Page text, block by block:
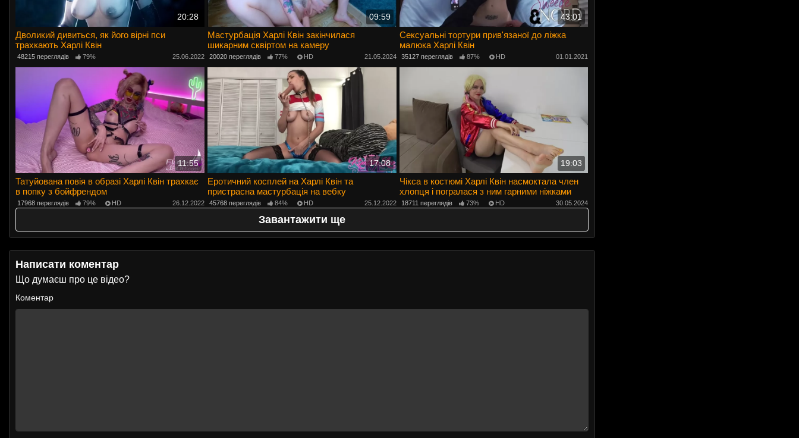
20:28
Дволикий дивиться, як його вірні пси
трахкають Харлі Квін
48215 переглядів 79% 25.06.2022
09:59
Мастурбація Харлі Квін закінчилася
шикарним сквіртом на камеру
20020 переглядів 77% HD 21.05.2024
43:01
Сексуальні тортури прив'язаної до ліжка
малюка Харлі Квін
35127 переглядів 87% HD 01.01.2021
11:55
Татуйована повія в образі Харлі Квін трахкає
в попку з бойфрендом
17968 переглядів 79% HD 26.12.2022
17:08
Еротичний косплей на Харлі Квін та
пристрасна мастурбація на вебку
45768 переглядів 84% HD 25.12.2022
19:03
Чікса в костюмі Харлі Квін насмоктала член
хлопця і погралася з ним гарними ніжками
18711 переглядів 73% HD 30.05.2024
Завантажити ще
Написати коментар
Що думаєш про це відео?
Коментар